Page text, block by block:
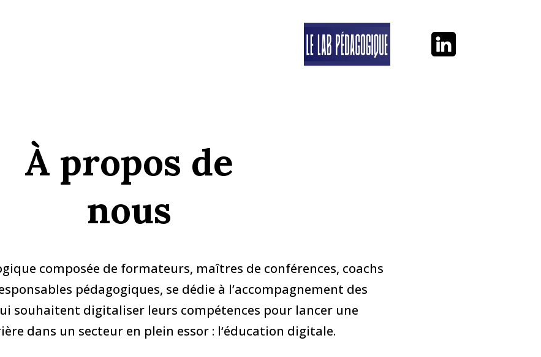
À propos de
nous
composée de formateurs, maîtres de conférences, coachs
pédagogiques, se dédie à l’accompagnement des
souhaitent digitaliser leurs compétences pour lancer une
dans un secteur en plein essor : l‘éducation digitale.